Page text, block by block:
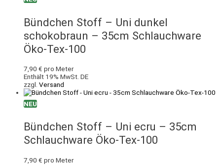
Bündchen Stoff – Uni dunkel
schokobraun – 35cm Schlauchware
Öko-Tex-100
7,90 € pro Meter
Enthält 19% MwSt. DE
zzgl. Versand
NEU
Bündchen Stoff – Uni ecru – 35cm
Schlauchware Öko-Tex-100
7,90 € pro Meter